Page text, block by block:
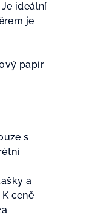
ideální
je
papír
s
a
ceně